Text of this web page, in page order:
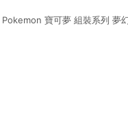
寶可夢 組裝系列 夢